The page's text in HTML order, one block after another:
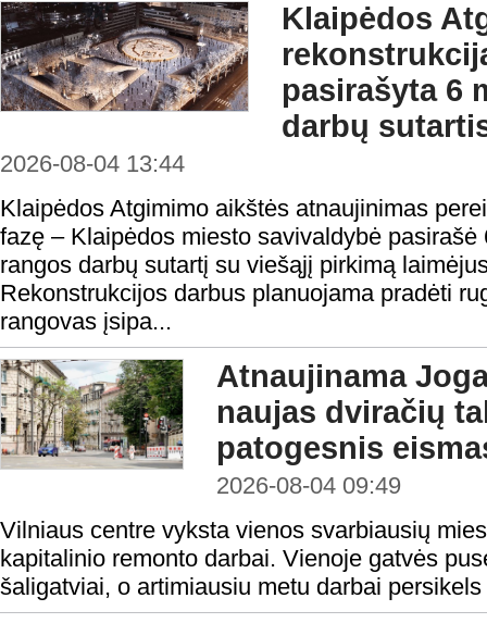
Klaipėdos
pasirašyta 6
darbų
2026-08-04 13:44
Klaipėdos Atgimimo aikštės atnaujinimas
fazę – Klaipėdos miesto savivaldybė
rangos darbų sutartį su viešąjį pirkimą
Rekonstrukcijos darbus planuojama pradėti
rangovas įsipa...
Atnaujinama
naujas dviračių
patogesnis
2026-08-04 09:49
Vilniaus centre vyksta vienos svarbiausių
kapitalinio remonto darbai. Vienoje gatvės
šaligatviai, o artimiausiu metu darbai